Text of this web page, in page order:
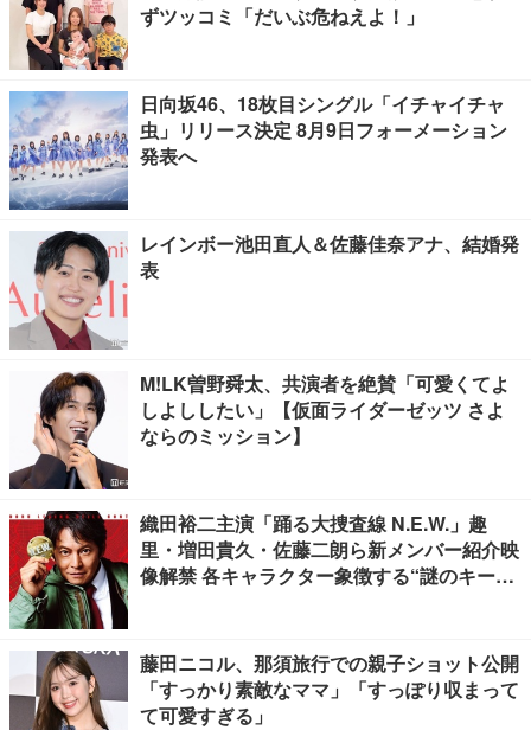
ずツッコミ「だいぶ危ねえよ！」
日向坂46、18枚目シングル「イチャイチャ
虫」リリース決定 8月9日フォーメーション
発表へ
レインボー池田直人＆佐藤佳奈アナ、結婚発
表
M!LK曽野舜太、共演者を絶賛「可愛くてよ
しよししたい」【仮面ライダーゼッツ さよ
ならのミッション】
織田裕二主演「踊る大捜査線 N.E.W.」趣
里・増田貴久・佐藤二朗ら新メンバー紹介映
像解禁 各キャラクター象徴する“謎のキーワ
藤田ニコル、那須旅行での親子ショット公開
「すっかり素敵なママ」「すっぽり収まって
て可愛すぎる」